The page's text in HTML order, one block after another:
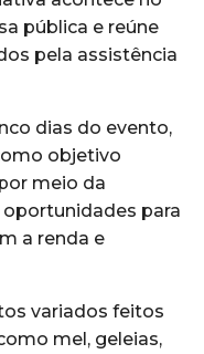
pública e reúne
pela assistência
dias do evento,
objetivo
meio da
para
a renda e
variados feitos
mel, geleias,